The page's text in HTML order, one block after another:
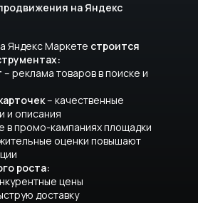
на Яндекс
Яндекс Маркете строится
– реклама товаров в поиске и
– качественные
и описания
в промо-кампаниях площадки
оценки повышают
роста:
цены
доставку